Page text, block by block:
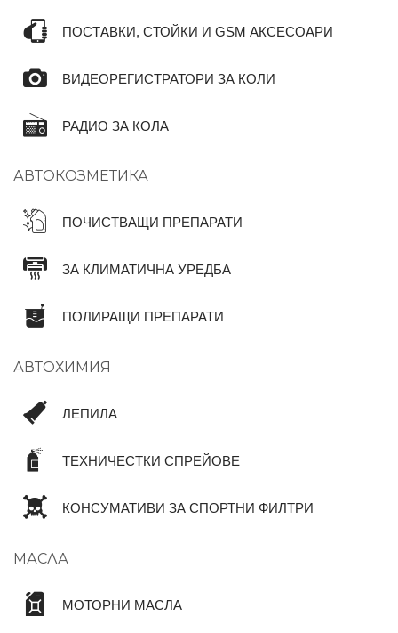
ПОСТАВКИ, СТОЙКИ И GSM АКСЕСОАРИ
ВИДЕОРЕГИСТРАТОРИ ЗА КОЛИ
РАДИО ЗА КОЛА
АВТОКОЗМЕТИКА
ПОЧИСТВАЩИ ПРЕПАРАТИ
ЗА КЛИМАТИЧНА УРЕДБА
ПОЛИРАЩИ ПРЕПАРАТИ
АВТОХИМИЯ
ЛЕПИЛА
ТЕХНИЧЕСТКИ СПРЕЙОВЕ
КОНСУМАТИВИ ЗА СПОРТНИ ФИЛТРИ
МАСЛА
МОТОРНИ МАСЛА